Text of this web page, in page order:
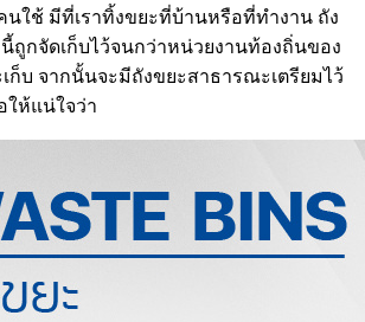
นใช้ มีที่เราทิ้งขยะที่บ้านหรือที่ทำงาน ถัง
ถูกจัดเก็บไว้จนกว่าหน่วยงานท้องถิ่นของ
ก็บ จากนั้นจะมีถังขยะสาธารณะเตรียมไว้
ให้แน่ใจว่า